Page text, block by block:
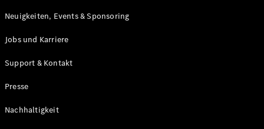
Neuigkeiten, Events & Sponsoring
Jobs und Karriere
Support & Kontakt
Presse
Nachhaltigkeit